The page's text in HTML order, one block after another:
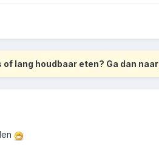
lang houdbaar eten? Ga dan naar